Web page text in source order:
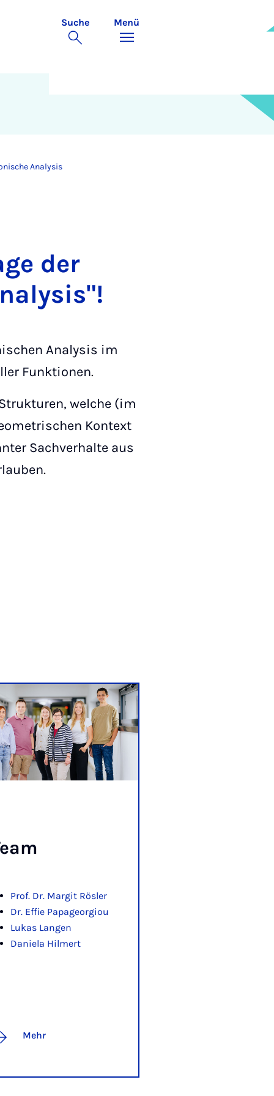
Suche Menü
Analysis
der
Analysis im
Funktionen.
welche (im
Kontext
Sachverhalte aus
Prof. Dr. Margit Rösler
Dr. Effie Papageorgiou
Lukas Langen
Daniela Hilmert
Mehr